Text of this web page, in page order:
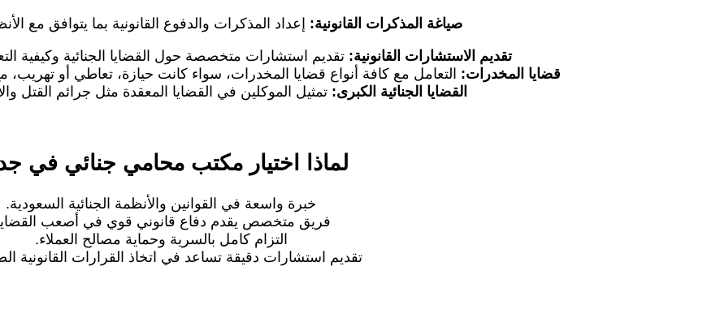
صياغة المذكرات القانونية: إعداد المذكرات والدفوع القانونية بما يتوافق مع
تقديم الاستشارات القانونية: تقديم استشارات متخصصة حول القضايا الجنائية وكيفية
قضايا المخدرات: التعامل مع كافة أنواع قضايا المخدرات، سواء كانت حيازة، تعاطي أو
القضايا الجنائية الكبرى: تمثيل الموكلين في القضايا المعقدة مثل جرائم القتل
لماذا اختيار مكتب محامي جنائي في
خبرة واسعة في القوانين والأنظمة الجنائية السعودية.
فريق متخصص يقدم دفاع قانوني قوي في أصعب
التزام كامل بالسرية وحماية مصالح العملاء.
تقديم استشارات دقيقة تساعد في اتخاذ القرارات القانونية